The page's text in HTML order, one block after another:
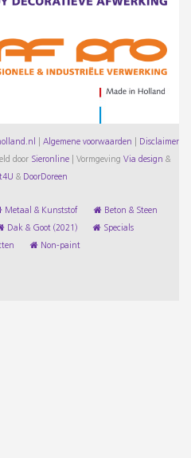
Algemene voorwaarden Disclaimer
door Sieronline Vormgeving Via design &
& DoorDoreen
Metaal & Kunststof Beton & Steen
Dak & Goot (2021) Specials
Non-paint